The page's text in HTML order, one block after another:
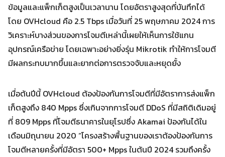
ข้อมูลและแพ็กเก็ตสูงเป็นเวลานาน โดยอัตราสูงสุดที่บันทึกได้
โดย OVHcloud คือ 2.5 Tbps เมื่อวันที่ 25 พฤษภาคม 2024 การ
วิเคราะห์บางส่วนของการโจมตีเหล่านี้เผยให้เห็นการใช้แกน
อุปกรณ์เครือข่าย โดยเฉพาะอย่างยิ่งรุ่น Mikrotik ทำให้การโจมตี
มีผลกระทบมากขึ้นและยากต่อการตรวจจับและหยุดยั้ง
เมื่อต้นปีนี้ OVHcloud ต้องป้องกันการโจมตีที่มีอัตราการส่งแพ็ก
เก็ตสูงถึง 840 Mpps ซึ่งเกินจากการโจมตี DDoS ที่มีสถิติเดิมอยู่
ที่ 809 Mpps ที่โจมตีธนาคารในยุโรปซึ่ง Akamai ป้องกันได้ใน
เดือนมิถุนายน 2020 “โครงสร้างพื้นฐานของเราต้องป้องกันการ
โจมตีหลายครั้งที่มีอัตรา 500+ Mpps ในต้นปี 2024 รวมถึงครั้ง